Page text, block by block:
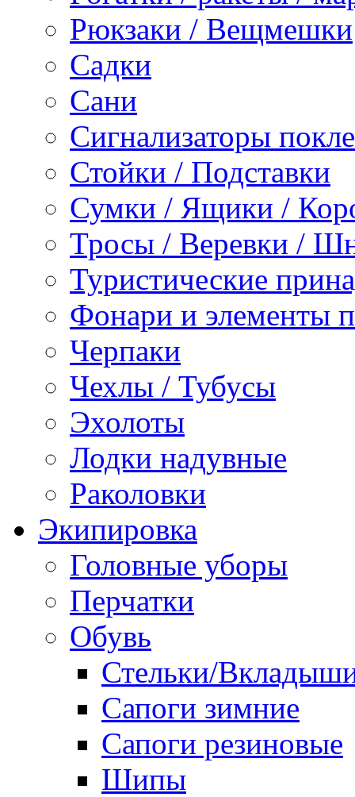
Рюкзаки / Вещмешки
Садки
Сани
Сигнализаторы
Стойки / Подставки
Сумки / Ящики /
Тросы / Веревки /
Туристические
Фонари и элементы
Черпаки
Чехлы / Тубусы
Эхолоты
Лодки надувные
Раколовки
Экипировка
Головные уборы
Перчатки
Обувь
Стельки/
Сапоги зимние
Сапоги резиновые
Шипы